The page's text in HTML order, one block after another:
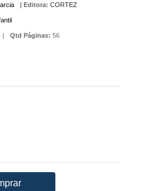
| Editora: CORTEZ
| Qtd Páginas: 56